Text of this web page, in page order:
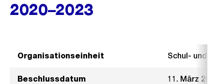
2020–2023
Organisationseinheit Schul- und
Beschlussdatum 11. März